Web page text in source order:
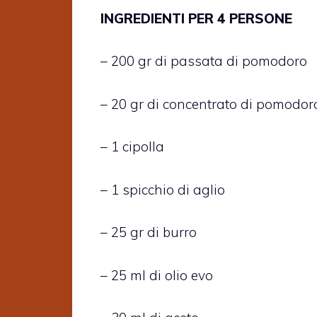
INGREDIENTI PER 4 PERSONE
– 200 gr di passata di pomodoro
– 20 gr di concentrato di
– 1 cipolla
– 1 spicchio di aglio
– 25 gr di burro
– 25 ml di olio evo